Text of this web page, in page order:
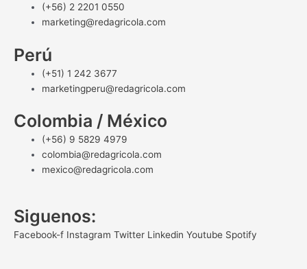
(+56) 2 2201 0550
marketing@redagricola.com
Perú
(+51) 1 242 3677
marketingperu@redagricola.com
Colombia / México
(+56) 9 5829 4979
colombia@redagricola.com
mexico@redagricola.com
Siguenos:
Facebook-f Instagram Twitter Linkedin Youtube Spotify